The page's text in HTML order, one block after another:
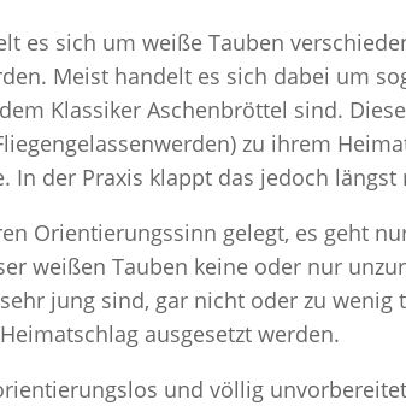
es sich um weiße Tauben
Meist handelt es sich dabei um
Klassiker Aschenbröttel sind.
zu ihrem
In der Praxis klappt das jedoch
Orientierungssinn gelegt, es geht
weißen Tauben keine oder nur
jung sind, gar nicht oder zu wenig
ausgesetzt werden.
und völlig